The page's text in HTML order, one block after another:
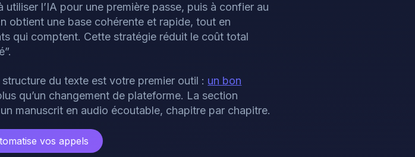
l’IA pour une première passe, puis à confier au
obtient une base cohérente et rapide, tout en
qui comptent. Cette stratégie réduit le coût total
du texte est votre premier outil : un bon
qu’un changement de plateforme. La section
manuscrit en audio écoutable, chapitre par chapitre.
vos appels